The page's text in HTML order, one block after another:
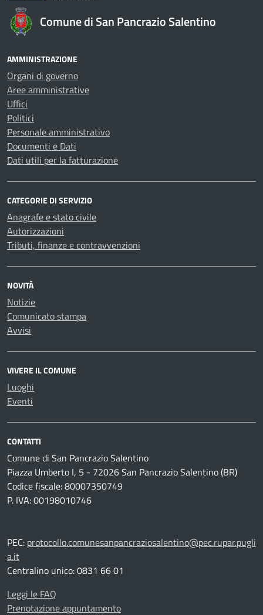
Comune di San Pancrazio Salentino
AMMINISTRAZIONE
Organi di governo
Aree amministrative
Uffici
Politici
Personale amministrativo
Documenti e Dati
Dati utili per la fatturazione
CATEGORIE DI SERVIZIO
Anagrafe e stato civile
Autorizzazioni
Tributi, finanze e contravvenzioni
NOVITÀ
Notizie
Comunicato stampa
Avvisi
VIVERE IL COMUNE
Luoghi
Eventi
CONTATTI
Comune di San Pancrazio Salentino
Piazza Umberto I, 5 - 72026 San Pancrazio Salentino (BR)
Codice fiscale: 80007350749
P. IVA: 00198010746
PEC: protocollo.comunesanpancraziosalentino@pec.rupar.pugli
a.it
Centralino unico: 0831 66 01
Leggi le FAQ
Prenotazione appuntamento